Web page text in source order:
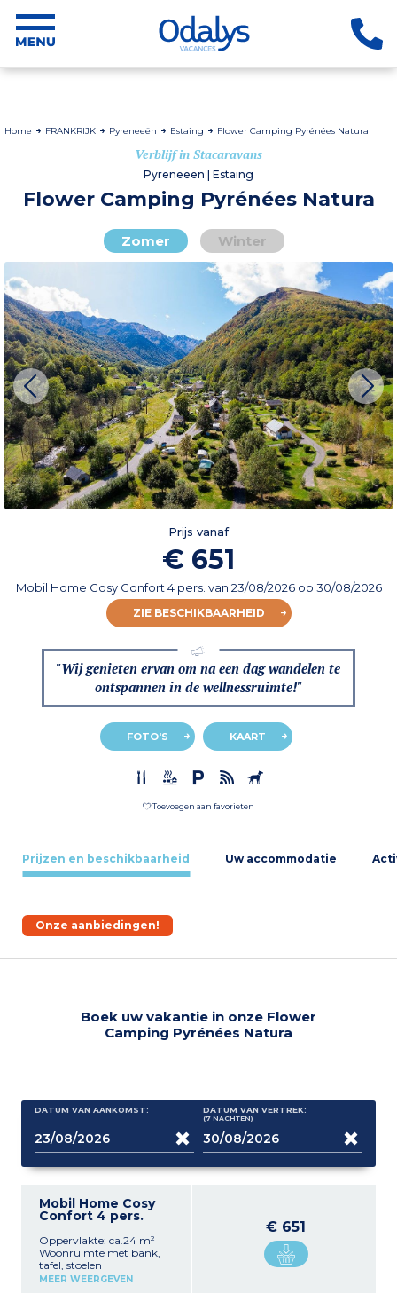
Home FRANKRIJK Pyreneeën Estaing Flower Camping Pyrénées Natura
Verblijf in Stacaravans
Pyreneeën | Estaing
Flower Camping Pyrénées Natura
Zomer Winter
Prijs vanaf
€ 651
Mobil Home Cosy Confort 4 pers. van 23/08/2026op 30/08/2026
ZIE BESCHIKBAARHEID
"Wij genieten ervan om na een dag wandelen te
ontspannen in de wellnessruimte!"
FOTO'S KAART
Toevoegen aan favorieten
Prijzen en beschikbaarheid Uw accommodatie
Onze aanbiedingen!
Boek uw vakantie in onze Flower
Camping Pyrénées Natura
DATUM VAN AANKOMST: DATUM VAN VERTREK:
(7 NACHTEN)
Mobil Home Cosy
Confort 4 pers.
Oppervlakte: ca.24 m²
Woonruimte met bank,
tafel, stoelen
Uitgeruste keuken
MEER WEERGEVEN
€ 651